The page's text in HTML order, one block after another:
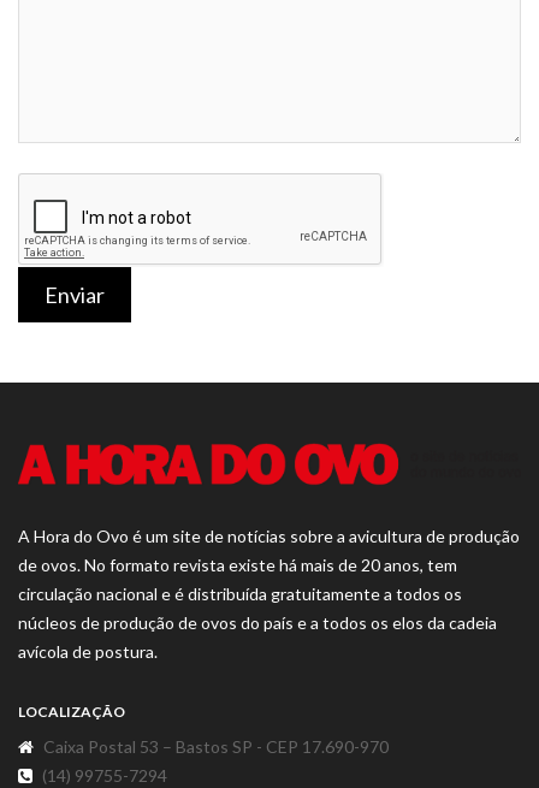
Enviar
A Hora do Ovo é um site de notícias sobre a avicultura de produção
de ovos. No formato revista existe há mais de 20 anos, tem
circulação nacional e é distribuída gratuitamente a todos os
núcleos de produção de ovos do país e a todos os elos da cadeia
avícola de postura.
LOCALIZAÇÃO
Caixa Postal 53 – Bastos SP - CEP 17.690-970
(14) 99755-7294